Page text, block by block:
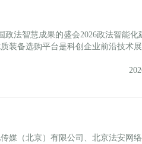
法智慧成果的盛会2026政法智能化
装备选购平台是科创企业前沿技术
媒（北京）有限公司、北京法安网